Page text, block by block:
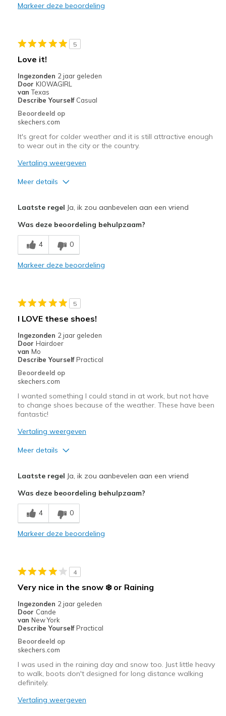
Width
Feels true to width
Markeer deze beoordeling
5
Love it!
Ingezonden 2 jaar geleden
Door KIOWAGIRL
van Texas
Describe Yourself Casual
Beoordeeld op
skechers.com
It's great for colder weather and it is still attractive enough
to wear out in the city or the country.
Vertaling weergeven
Meer details
Breathe Well
Comfortable
Minpunten
Beste toepassingen
Going Out
Travel
View On Shoes
Laatste regel Ja, ik zou aanbevelen aan een vriend
Was deze beoordeling behulpzaam?
4 0
Markeer deze beoordeling
5
I LOVE these shoes!
Ingezonden 2 jaar geleden
Door Hairdoer
van Mo
Describe Yourself Practical
Beoordeeld op
skechers.com
I wanted something I could stand in at work, but not have
to change shoes because of the weather. These have been
fantastic!
Vertaling weergeven
Meer details
Breathe Well
Comfortable
Beste toepassingen
Width
Sizing
Feels true to size
View On Shoes
Laatste regel Ja, ik zou aanbevelen aan een vriend
Was deze beoordeling behulpzaam?
4 0
Markeer deze beoordeling
4
Very nice in the snow ❄️ or Raining
Ingezonden 2 jaar geleden
Door Cande
van New York
Describe Yourself Practical
Beoordeeld op
skechers.com
I was used in the raining day and snow too. Just little heavy
to walk, boots don't designed for long distance walking
definitely.
Vertaling weergeven